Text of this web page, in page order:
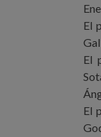
El
El
El